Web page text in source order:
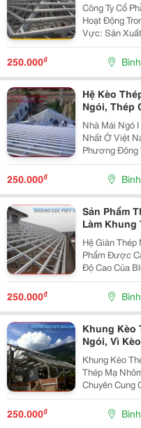
Công Ty Cổ
Hoạt Động
Vực: Sản
Thép Mạ
Phối Ngói
250.000₫
Hệ Kèo
Ngói, Thép
Nhà Mái Ngó
Nhất Ở Việt
Phương Đông
Khí Hậu
Đặt Tính Ưu
250.000₫
Sản Phẩm
Làm Khung
Hệ Giàn
Phẩm Được
Độ Cao Của
Việt : 1. Sử Dụng Hoàn Toàn Hệ Giàn Thép Mạ Trọng
Lượng Nh Ẹ
250.000₫
Khung Kèo
Ngói, Vì
Khung Kèo
Thép Mạ Nhôm Kẽm
Chuyên Cung
Trọng Lượng
250.000₫